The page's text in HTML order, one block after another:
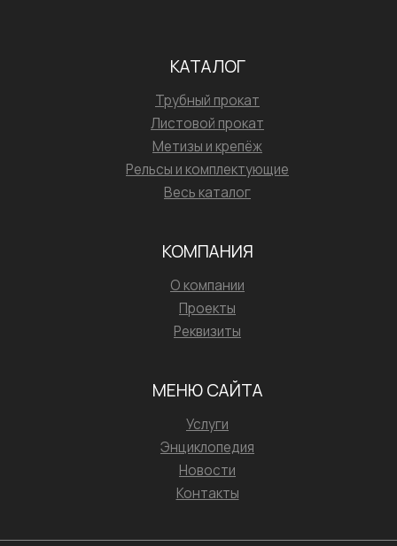
КАТАЛОГ
Трубный прокат
Листовой прокат
Метизы и крепёж
Рельсы и комплектующие
Весь каталог
КОМПАНИЯ
О компании
Проекты
Реквизиты
МЕНЮ САЙТА
Услуги
Энциклопедия
Новости
Контакты